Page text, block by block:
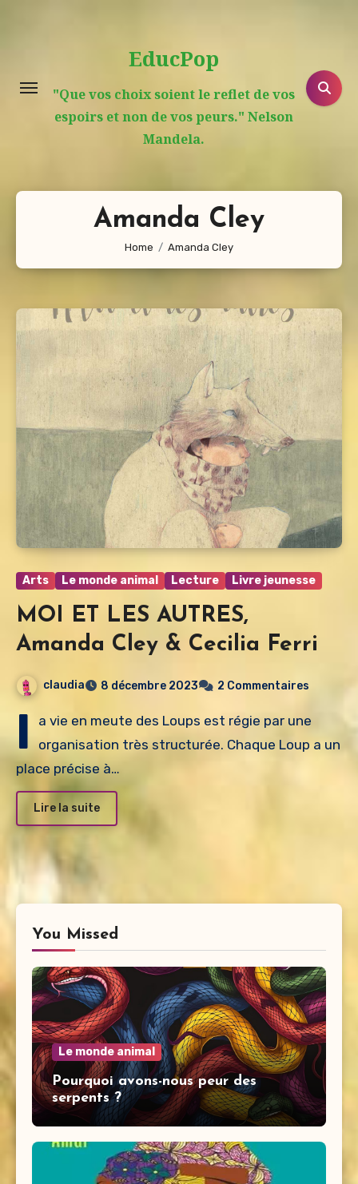
EducPop
"Que vos choix soient le reflet de vos
espoirs et non de vos peurs." Nelson
Mandela.
Amanda Cley
Home Amanda Cley
Arts Le monde animal Lecture Livre jeunesse
MOI ET LES AUTRES,
Amanda Cley & Cecilia Ferri
claudia 8 décembre 2023 2 Commentaires
l a vie en meute des Loups est régie par une
organisation très structurée. Chaque Loup a un
place précise à…
Lire la suite
You Missed
Le monde animal
Pourquoi avons-nous peur des
serpents ?